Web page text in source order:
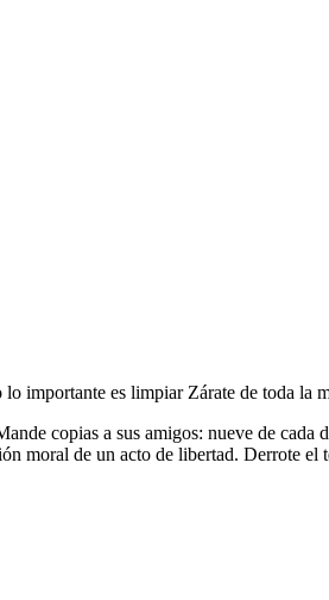
importante es limpiar Zárate de toda la
copias a sus amigos: nueve de cada
moral de un acto de libertad. Derrote el